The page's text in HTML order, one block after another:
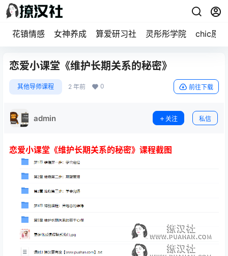
花镇情感 女神养成 算爱研习社 灵彤彤学院 chic原醉
恋爱小课堂《维护长期关系的秘密》
其他导师课程 2 年前 0 前往下载
admin 关注 私信
恋爱小课堂《维护长期关系的秘密》课程截图